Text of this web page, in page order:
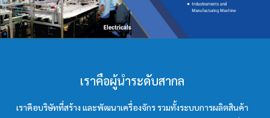
เราคือผู้นำระดับสากล
เราคือบริษัทที่สร้าง และพัฒนาเครื่องจักร รวมทั้งระบบการผลิตสินค้า